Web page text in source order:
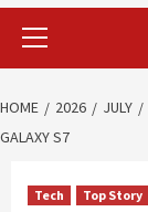
Primary
Menu
HOME 2026 JULY
GALAXY S7
Tech Top Story